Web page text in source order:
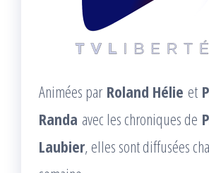
Animées par Roland Hélie et
Randa avec les chroniques de
Laubier, elles sont diffusées